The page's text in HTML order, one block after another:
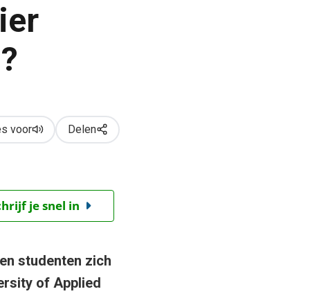
voor Delen
je snel in
studenten zich
of Applied